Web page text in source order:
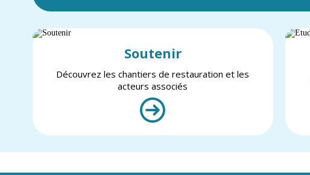
Soutenir
Découvrez les chantiers de restauration et les
acteurs associés